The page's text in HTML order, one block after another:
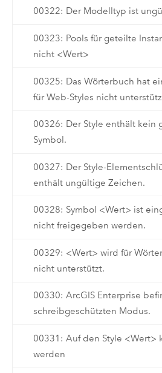
00322: Der Modelltyp ist
00323: Pools für geteilte
nicht <Wert>
00325: Das Wörterbuch hat
für Web-Styles nicht
00326: Der Style enthält kein
Symbol.
00327: Der Style-
enthält ungültige Zeichen.
00328: Symbol <Wert> ist
nicht freigegeben werden.
00329: <Wert> wird für
nicht unterstützt.
00330: ArcGIS Enterprise
schreibgeschützten Modus.
00331: Auf den Style <Wert>
werden